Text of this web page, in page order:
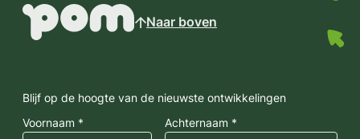
Naar boven
Blijf op de hoogte van de nieuwste ontwikkelingen
Voornaam *
Achternaam *